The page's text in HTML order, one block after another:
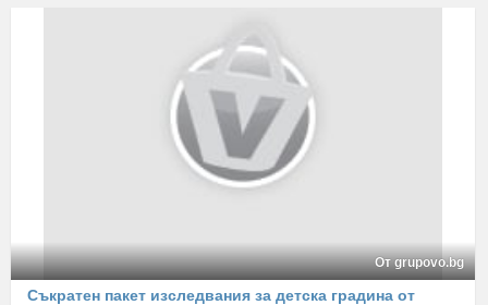
От grupovo.bg
Съкратен пакет изследвания за детска градина от